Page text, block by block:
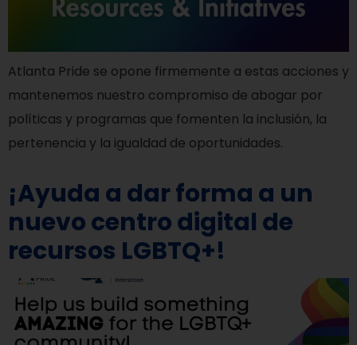
Atlanta Pride se opone firmemente a estas acciones y
mantenemos nuestro compromiso de abogar por
políticas y programas que fomenten la inclusión, la
pertenencia y la igualdad de oportunidades.
¡Ayuda a dar forma a un
nuevo centro digital de
recursos LGBTQ+!